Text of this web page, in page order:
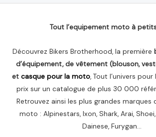
Tout l’equipement moto à
Découvrez Bikers Brotherhood, la première
d’équipement, de vêtement (blouson,
et casque pour la moto, Tout l’univers
prix sur un catalogue de plus 30 000
Retrouvez ainsi les plus grandes marques
moto : Alpinestars, Ixon, Shark, Arai,
Dainese, Furygan…